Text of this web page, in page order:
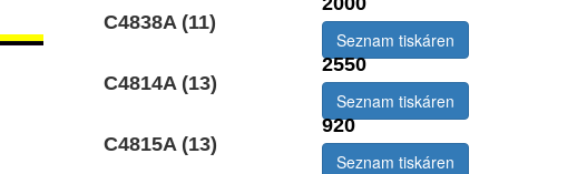
C4838A (11)
2550
Seznam tiskáren
C4814A (13)
920
Seznam tiskáren
C4815A (13)
Seznam tiskáren